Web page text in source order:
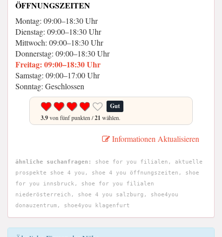
ÖFFNUNGSZEITEN
Montag: 09:00–18:30 Uhr
Dienstag: 09:00–18:30 Uhr
Mittwoch: 09:00–18:30 Uhr
Donnerstag: 09:00–18:30 Uhr
Freitag: 09:00–18:30 Uhr
Samstag: 09:00–17:00 Uhr
Sonntag: Geschlossen
Gut
3.9von fünf punkten /21 wählen.
Informationen Aktualisieren
ähnliche suchanfragen:
shoe for you filialen, aktuelle
prospekte shoe 4 you, shoe 4 you öffnungszeiten, shoe
for you innsbruck, shoe for you filialen
niederösterreich, shoe 4 you salzburg, shoe4you
donauzentrum, shoe4you klagenfurt